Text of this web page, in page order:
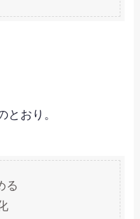
とおり。
る